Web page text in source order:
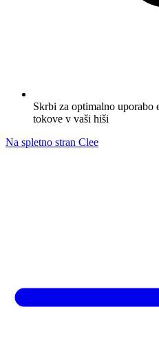
Skrbi za optimalno uporabo
tokove v vaši hiši
Na spletno stran Clee